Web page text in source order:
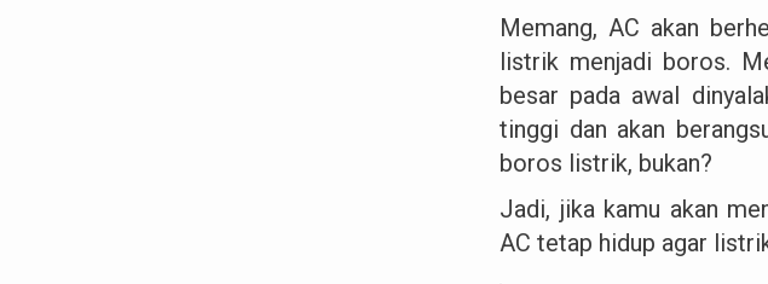
Memang, AC akan
listrik menjadi boros.
besar pada awal
tinggi dan akan
boros listrik, bukan?
Jadi, jika kamu akan
AC tetap hidup agar